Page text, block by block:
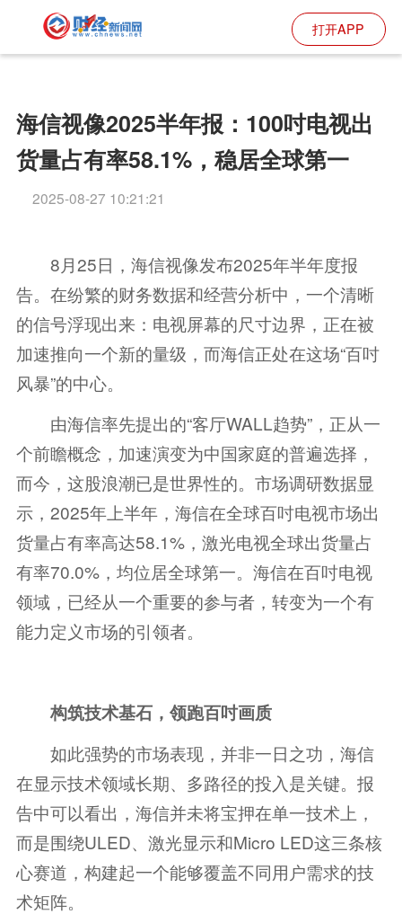
打开APP
海信视像2025半年报：100吋电视出
货量占有率58.1%，稳居全球第一
2025-08-27 10:21:21
8月25日，海信视像发布2025年半年度报
告。在纷繁的财务数据和经营分析中，一个清晰
的信号浮现出来：电视屏幕的尺寸边界，正在被
加速推向一个新的量级，而海信正处在这场“百吋
风暴”的中心。
由海信率先提出的“客厅WALL趋势”，正从一
个前瞻概念，加速演变为中国家庭的普遍选择，
而今，这股浪潮已是世界性的。市场调研数据显
示，2025年上半年，海信在全球百吋电视市场出
货量占有率高达58.1%，激光电视全球出货量占
有率70.0%，均位居全球第一。海信在百吋电视
领域，已经从一个重要的参与者，转变为一个有
能力定义市场的引领者。
构筑技术基石，领跑百吋画质
如此强势的市场表现，并非一日之功，海信
在显示技术领域长期、多路径的投入是关键。报
告中可以看出，海信并未将宝押在单一技术上，
而是围绕ULED、激光显示和Micro LED这三条核
心赛道，构建起一个能够覆盖不同用户需求的技
术矩阵。